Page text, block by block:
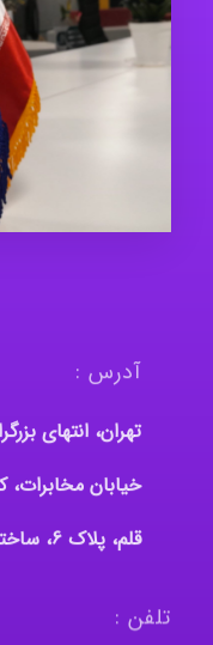
آدرس :
تهران، انتهای
خیابان
قلم، پلاک 6، ساختمان سرای نوآوری تهران غرب
تلفن :